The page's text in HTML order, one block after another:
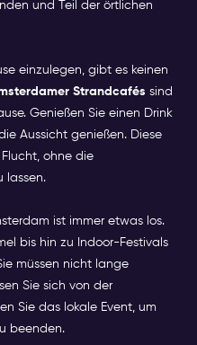
und Teil der örtlichen
einzulegen, gibt es keinen
Strandcafés sind
Genießen Sie einen Drink
Aussicht genießen. Diese
Flucht, ohne die
lassen.
ist immer etwas los.
bis hin zu Indoor-Festivals
müssen nicht lange
Sie sich von der
Sie das lokale Event, um
beenden.